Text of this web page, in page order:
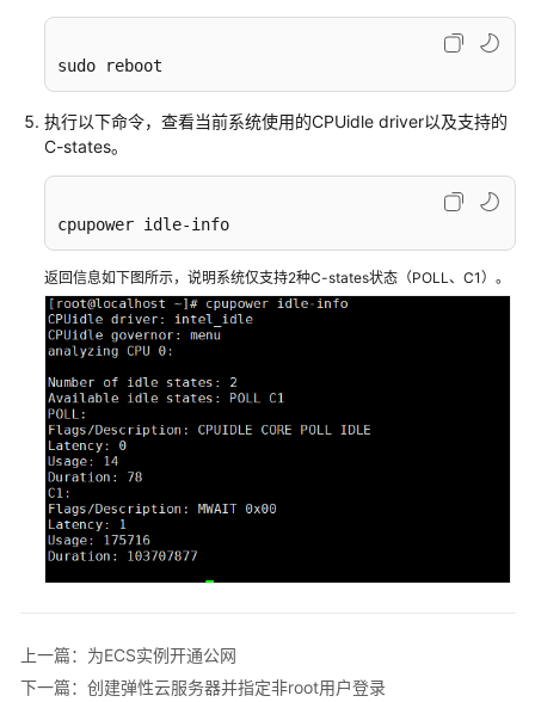
开
性
能
配
置
佳
实
践
创
建
弹
性
务
器
sudo reboot
执行以下命令，查看当前系统使用的CPUidle driver以及支持的
C-states。
cpupower idle-info
返回信息如下图所示，说明系统仅支持2种C-states状态（POLL、C1）。
上一篇：为ECS实例开通公网
下一篇：创建弹性云服务器并指定非root用户登录